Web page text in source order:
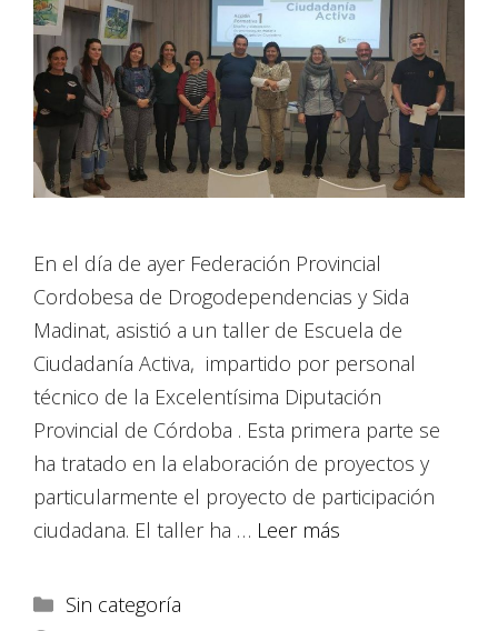
En el día de ayer Federación Provincial
Cordobesa de Drogodependencias y Sida
Madinat, asistió a un taller de Escuela de
Ciudadanía Activa, impartido por personal
técnico de la Excelentísima Diputación
Provincial de Córdoba . Esta primera parte se
ha tratado en la elaboración de proyectos y
particularmente el proyecto de participación
ciudadana. El taller ha … Leer más
Sin categoría